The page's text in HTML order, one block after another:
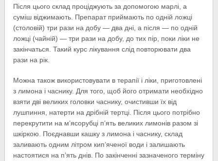
Після цього склад проціджують за допомогою марлі, а
суміш віджимають. Препарат приймають по одній ложці
(столовій) три рази на добу — два дні, а після — по одній
ложці (чайній) — три рази на добу, до тих пір, поки ліки не
закінчаться. Такий курс лікування слід повторювати два
рази на рік.
Можна також використовувати в терапії і ліки, приготовлені
з лимона і часнику. Для того, щоб його отримати необхідно
взяти дві великих головки часнику, очистивши їх від
лушпиння, натерти на дрібній тертці. Після цього потрібно
перекрутити на м’ясорубці п’ять великих лимонів разом зі
шкіркою. Поєднавши кашку з лимона і часнику, склад
заливають одним літром кип’яченої води і залишають
настоятися на п’ять днів. По закінченні зазначеного терміну